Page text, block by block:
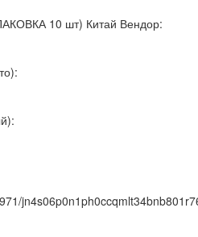
10 шт) Китай Вендор: